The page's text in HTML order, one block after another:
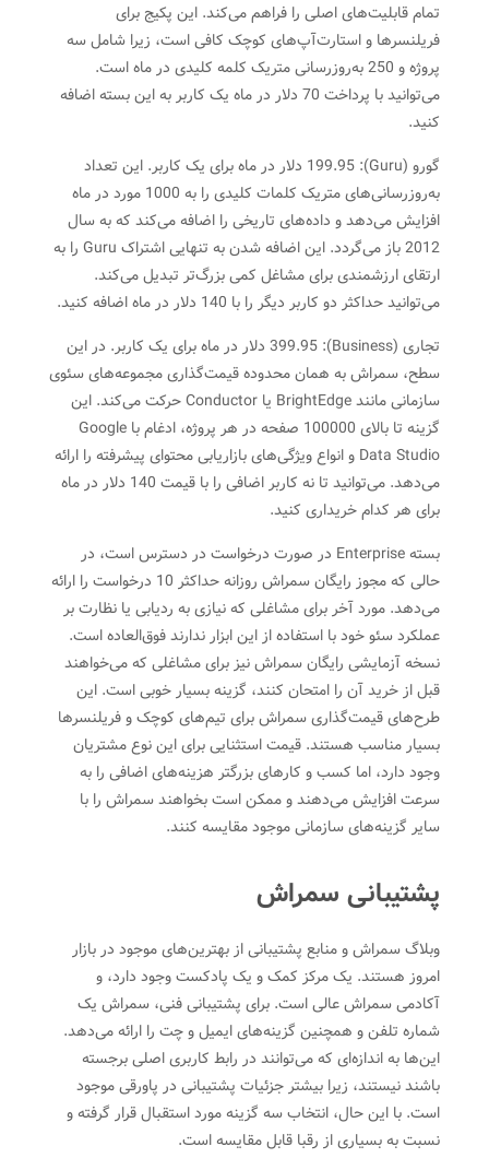
تمام قابلیت‌های اصلی را فراهم می‌کند. این پکیج برای
فریلنسرها و استارت‌آپ‌های کوچک کافی است، زیرا شامل سه
پروژه و 250 به‌روزرسانی متریک کلمه کلیدی در ماه است.
می‌توانید با پرداخت 70 دلار در ماه یک کاربر به این بسته اضافه
کنید.
گورو (Guru): 199.95 دلار در ماه برای یک کاربر. این تعداد
به‌روزرسانی‌های متریک کلمات کلیدی را به 1000 مورد در ماه
افزایش می‌دهد و داده‌های تاریخی را اضافه می‌کند که به سال
2012 باز می‌گردد. این اضافه شدن به تنهایی اشتراک Guru را به
ارتقای ارزشمندی برای مشاغل کمی بزرگ‌تر تبدیل می‌کند.
می‌توانید حداکثر دو کاربر دیگر را با 140 دلار در ماه اضافه کنید.
تجاری (Business): 399.95 دلار در ماه برای یک کاربر. در این
سطح، سمراش به همان محدوده قیمت‌گذاری مجموعه‌های سئوی
سازمانی مانند BrightEdge یا Conductor حرکت می‌کند. این
گزینه تا بالای 100000 صفحه در هر پروژه، ادغام با Google
Data Studio و انواع ویژگی‌های بازاریابی محتوای پیشرفته را ارائه
می‌دهد. می‌توانید تا نه کاربر اضافی را با قیمت 140 دلار در ماه
برای هر کدام خریداری کنید.
بسته Enterprise در صورت درخواست در دسترس است، در
حالی که مجوز رایگان سمراش روزانه حداکثر 10 درخواست را ارائه
می‌دهد. مورد آخر برای مشاغلی که نیازی به ردیابی یا نظارت بر
عملکرد سئو خود با استفاده از این ابزار ندارند فوق‌العاده است.
نسخه آزمایشی رایگان سمراش نیز برای مشاغلی که می‌خواهند
قبل از خرید آن را امتحان کنند، گزینه بسیار خوبی است. این
طرح‌های قیمت‌گذاری سمراش برای تیم‌های کوچک و فریلنسرها
بسیار مناسب هستند. قیمت استثنایی برای این نوع مشتریان
وجود دارد، اما کسب و کارهای بزرگتر هزینه‌های اضافی را به
سرعت افزایش می‌دهند و ممکن است بخواهند سمراش را با
سایر گزینه‌های سازمانی موجود مقایسه کنند.
پشتیبانی سمراش
وبلاگ سمراش و منابع پشتیبانی از بهترین‌های موجود در بازار
امروز هستند. یک مرکز کمک و یک پادکست وجود دارد، و
آکادمی سمراش عالی است. برای پشتیبانی فنی، سمراش یک
شماره تلفن و همچنین گزینه‌های ایمیل و چت را ارائه می‌دهد.
این‌ها به اندازه‌ای که می‌توانند در رابط کاربری اصلی برجسته
باشند نیستند، زیرا بیشتر جزئیات پشتیبانی در پاورقی موجود
است. با این حال، انتخاب سه گزینه مورد استقبال قرار گرفته و
نسبت به بسیاری از رقبا قابل مقایسه است.